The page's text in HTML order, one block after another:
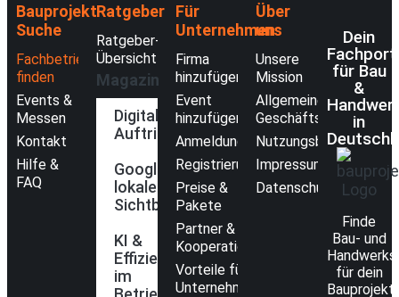
Bauprojekt-
Suche
Fachbetriebe
finden
Events &
Messen
Kontakt
Hilfe &
FAQ
Ratgeber
Ratgeber-
Übersicht
Magazin
Digitaler
Auftritt
Google &
lokale
Sichtbarkeit
KI &
Effizienz
im
Für
Unternehmen
Firma
hinzufügen
Event
hinzufügen
Anmeldung
Registrierung
Preise &
Pakete
Partner &
Kooperationen
Vorteile für
Unternehmen
Über
uns
Unsere
Mission
Allgemeine
Nutzungsbedingungen
Impressum
Datenschutzerklärung
Dein
für Bau
&
in
Finde
Bau- und
für dein
Bauprojekt